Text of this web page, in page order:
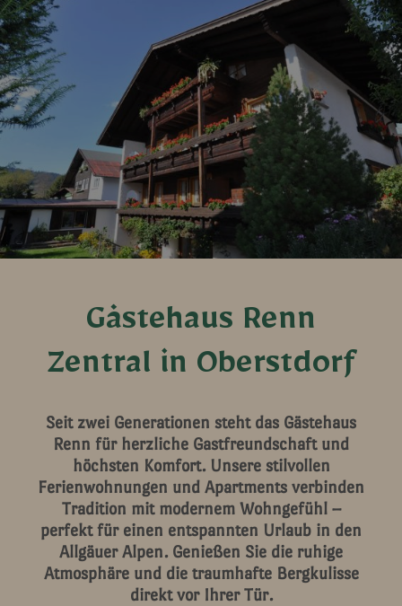
Gästehaus Renn
Zentral in Oberstdorf
Seit zwei Generationen steht das Gästehaus
Renn für herzliche Gastfreundschaft und
höchsten Komfort. Unsere stilvollen
Ferienwohnungen und Apartments verbinden
Tradition mit modernem Wohngefühl –
perfekt für einen entspannten Urlaub in den
Allgäuer Alpen. Genießen Sie die ruhige
Atmosphäre und die traumhafte Bergkulisse
direkt vor Ihrer Tür.